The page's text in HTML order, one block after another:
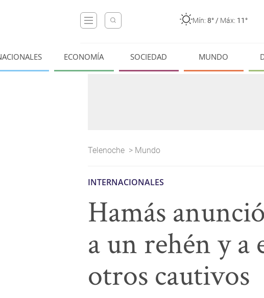
Mín: 8° / Máx: 11°
ECONOMÍA SOCIEDAD MUNDO
Telenoche > Mundo
INTERNACIONALES
Hamás
a un rehén y a
otros cautivos